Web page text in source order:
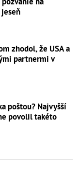
jeseň
zhodol, že USA a
partnermi v
poštou? Najvyšší
povolil takéto